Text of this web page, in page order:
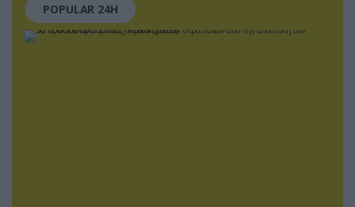
POPULAR 24H